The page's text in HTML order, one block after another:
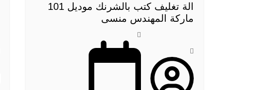
الة تغليف كتب بالشرنك موديل 101
ماركة المهندس منسى